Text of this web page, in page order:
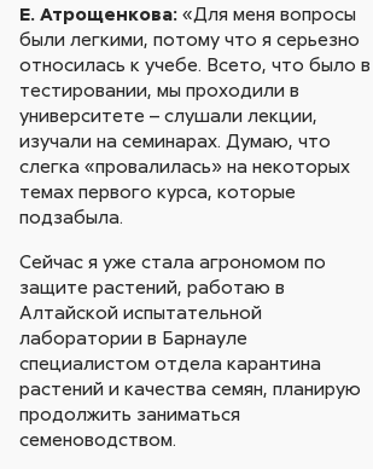
Е. Атрощенкова: «Для меня вопросы
были легкими, потому что я серьезно
относилась к учебе. Всето, что было в
тестировании, мы проходили в
университете – слушали лекции,
изучали на семинарах. Думаю, что
слегка «провалилась» на некоторых
темах первого курса, которые
подзабыла.
Сейчас я уже стала агрономом по
защите растений, работаю в
Алтайской испытательной
лаборатории в Барнауле
специалистом отдела карантина
растений и качества семян, планирую
продолжить заниматься
семеноводством.